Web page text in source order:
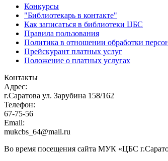
Конкурсы
"Библиотекарь в контакте"
Как записаться в библиотеки ЦБС
Правила пользования
Политика в отношении обработки
Прейскурант платных услуг
Положение о платных услугах
Контакты
Адрес:
г.Саратова ул. Зарубина 158/162
Телефон:
67-75-56
Email:
mukcbs_64@mail.ru
Во время посещения сайта МУК «ЦБС